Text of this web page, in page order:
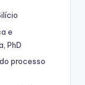
e
PhD
processo